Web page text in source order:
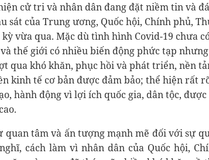
cử tri và nhân dân đang đặt niềm tin và
sát của Trung ương, Quốc hội, Chính phủ,
vừa qua. Mặc dù tình hình Covid-19 chưa
thế giới có nhiều biến động phức tạp
qua khó khăn, phục hồi và phát triển, nền
kinh tế cơ bản được đảm bảo; thể hiện rất
hành động vì lợi ích quốc gia, dân tộc,
quan tâm và ấn tượng mạnh mẽ đối với sự
cách làm vì nhân dân của Quốc hội,